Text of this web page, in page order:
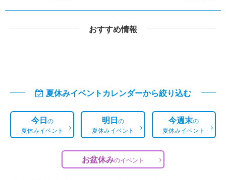
おすすめ情報
夏休みイベントカレンダーから絞り込む
今日の
夏休みイベント
明日の
夏休みイベント
今週末の
夏休みイベント
お盆休みのイベント